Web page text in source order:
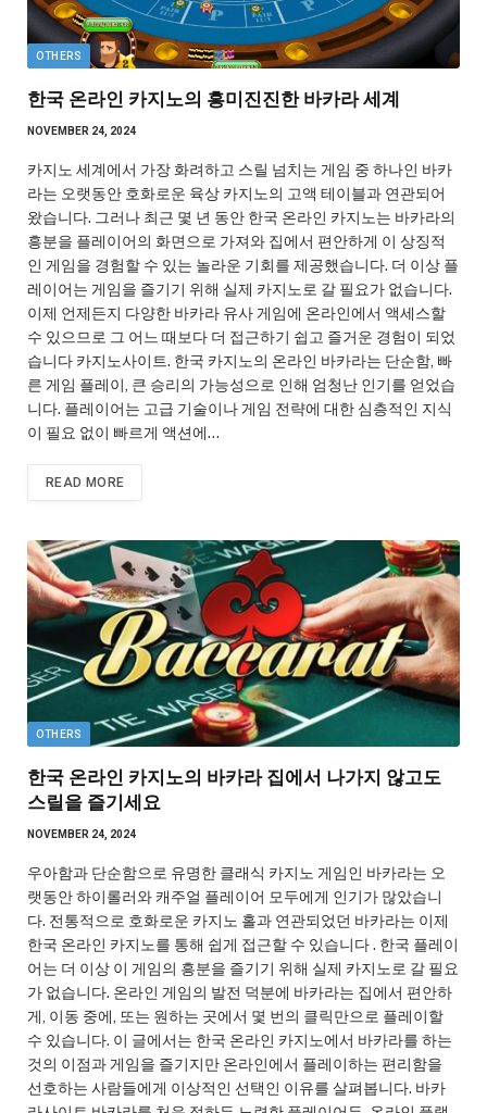
OTHERS
한국 온라인 카지노의 흥미진진한 바카라 세계
NOVEMBER 24, 2024
카지노 세계에서 가장 화려하고 스릴 넘치는 게임 중 하나인 바카
라는 오랫동안 호화로운 육상 카지노의 고액 테이블과 연관되어
왔습니다. 그러나 최근 몇 년 동안 한국 온라인 카지노는 바카라의
흥분을 플레이어의 화면으로 가져와 집에서 편안하게 이 상징적
인 게임을 경험할 수 있는 놀라운 기회를 제공했습니다. 더 이상 플
레이어는 게임을 즐기기 위해 실제 카지노로 갈 필요가 없습니다.
이제 언제든지 다양한 바카라 유사 게임에 온라인에서 액세스할
수 있으므로 그 어느 때보다 더 접근하기 쉽고 즐거운 경험이 되었
습니다 카지노사이트. 한국 카지노의 온라인 바카라는 단순함, 빠
른 게임 플레이, 큰 승리의 가능성으로 인해 엄청난 인기를 얻었습
니다. 플레이어는 고급 기술이나 게임 전략에 대한 심층적인 지식
이 필요 없이 빠르게 액션에…
READ MORE
OTHERS
한국 온라인 카지노의 바카라 집에서 나가지 않고도
스릴을 즐기세요
NOVEMBER 24, 2024
우아함과 단순함으로 유명한 클래식 카지노 게임인 바카라는 오
랫동안 하이롤러와 캐주얼 플레이어 모두에게 인기가 많았습니
다. 전통적으로 호화로운 카지노 홀과 연관되었던 바카라는 이제
한국 온라인 카지노를 통해 쉽게 접근할 수 있습니다 . 한국 플레이
어는 더 이상 이 게임의 흥분을 즐기기 위해 실제 카지노로 갈 필요
가 없습니다. 온라인 게임의 발전 덕분에 바카라는 집에서 편안하
게, 이동 중에, 또는 원하는 곳에서 몇 번의 클릭만으로 플레이할
수 있습니다. 이 글에서는 한국 온라인 카지노에서 바카라를 하는
것의 이점과 게임을 즐기지만 온라인에서 플레이하는 편리함을
선호하는 사람들에게 이상적인 선택인 이유를 살펴봅니다. 바카